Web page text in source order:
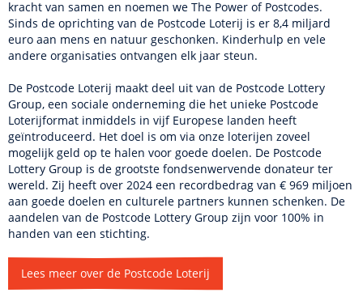
kracht van samen en noemen we The Power of Postcodes.
Sinds de oprichting van de Postcode Loterij is er 8,4 miljard
euro aan mens en natuur geschonken. Kinderhulp en vele
andere organisaties ontvangen elk jaar steun.
De Postcode Loterij maakt deel uit van de Postcode Lottery
Group, een sociale onderneming die het unieke Postcode
Loterijformat inmiddels in vijf Europese landen heeft
geïntroduceerd. Het doel is om via onze loterijen zoveel
mogelijk geld op te halen voor goede doelen. De Postcode
Lottery Group is de grootste fondsenwervende donateur ter
wereld. Zij heeft over 2024 een recordbedrag van € 969 miljoen
aan goede doelen en culturele partners kunnen schenken. De
aandelen van de Postcode Lottery Group zijn voor 100% in
handen van een stichting.
Lees meer over de Postcode Loterij